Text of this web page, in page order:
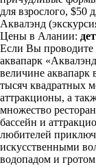
для взрослого, $50
Аквалэнд
Цены в Алании:
Если Вы проводите
аквапарк
величине аквапарк
тысяч квадратных
аттракционы, а
множество
бассейн и
любителей
искусственными
водопадом и